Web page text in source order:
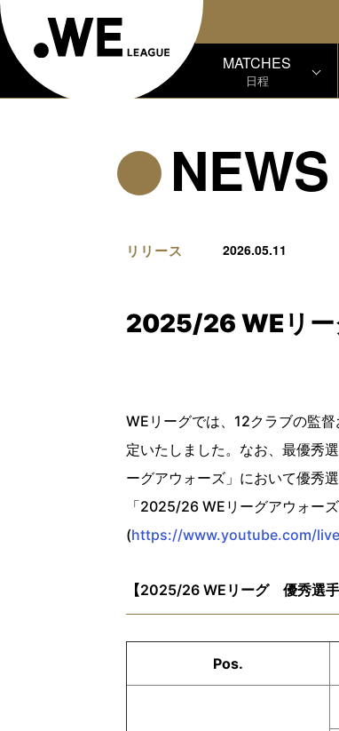
MATCHES
日程
NEWS
リリース 2026.05.11
2025/26 WEリー
WEリーグでは、12クラブの監
定いたしました。なお、最優秀
ーグアウォーズ」において優秀
「2025/26 WEリーグアウォー
(https://www.youtube.com/
【2025/26 WEリーグ 優秀選
Pos.